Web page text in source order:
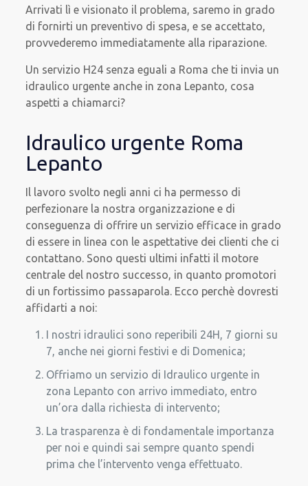
Arrivati lì e visionato il problema, saremo in grado
di fornirti un preventivo di spesa, e se accettato,
provvederemo immediatamente alla riparazione.
Un servizio H24 senza eguali a Roma che ti invia un
idraulico urgente anche in zona Lepanto, cosa
aspetti a chiamarci?
Idraulico urgente Roma
Lepanto
Il lavoro svolto negli anni ci ha permesso di
perfezionare la nostra organizzazione e di
conseguenza di offrire un servizio efficace in grado
di essere in linea con le aspettative dei clienti che ci
contattano. Sono questi ultimi infatti il motore
centrale del nostro successo, in quanto promotori
di un fortissimo passaparola. Ecco perchè dovresti
affidarti a noi:
I nostri idraulici sono reperibili 24H, 7 giorni su
7, anche nei giorni festivi e di Domenica;
Offriamo un servizio di Idraulico urgente in
zona Lepanto con arrivo immediato, entro
un’ora dalla richiesta di intervento;
La trasparenza è di fondamentale importanza
per noi e quindi sai sempre quanto spendi
prima che l’intervento venga effettuato.